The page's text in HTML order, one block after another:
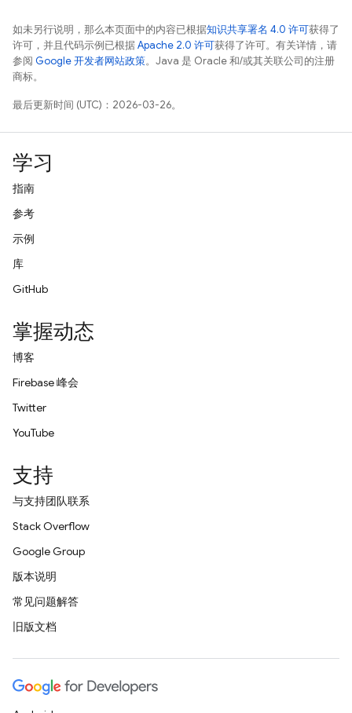
如未另行说明，那么本页面中的内容已根据知识共享署名 4.0 许可获得了
许可，并且代码示例已根据Apache 2.0 许可获得了许可。有关详情，请
参阅 Google 开发者网站政策。Java 是 Oracle 和/或其关联公司的注册
商标。
最后更新时间 (UTC)：2026-03-26。
学习
指南
参考
示例
库
GitHub
掌握动态
博客
Firebase 峰会
Twitter
YouTube
支持
与支持团队联系
Stack Overflow
Google Group
版本说明
常见问题解答
旧版文档